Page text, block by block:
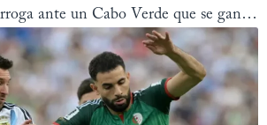
ante un Cabo Verde que se ganó
¡Goles y resumen aquí!